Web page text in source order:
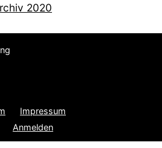
2020
Impressum
Anmelden